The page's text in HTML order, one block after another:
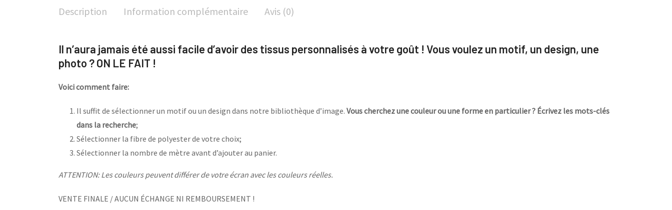
Description Information complémentaire Avis (0)
Il n’aura jamais été aussi facile d’avoir des tissus personnalisés à votre goût ! Vous voulez un motif, un design, une
photo ? ON LE FAIT !
Voici comment faire:
Il suffit de sélectionner un motif ou un design dans notre bibliothèque d’image. Vous cherchez une couleur ou une forme en particulier ? Écrivez les mots-clés
dans la recherche;
Sélectionner la fibre de polyester de votre choix;
Sélectionner la nombre de mètre avant d’ajouter au panier.
ATTENTION: Les couleurs peuvent différer de votre écran avec les couleurs réelles.
VENTE FINALE / AUCUN ÉCHANGE NI REMBOURSEMENT !